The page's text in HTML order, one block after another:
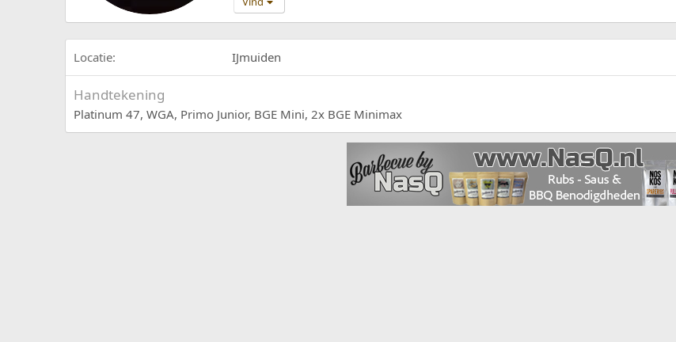
Locatie IJmuiden
Handtekening
Platinum 47, WGA, Primo Junior, BGE Mini, 2x BGE Minimax